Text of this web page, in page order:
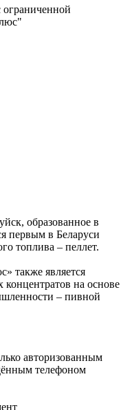
образованное в
первым в Беларуси
топлива – пеллет.
также является
на основе
– пивной
авторизованным
телефоном